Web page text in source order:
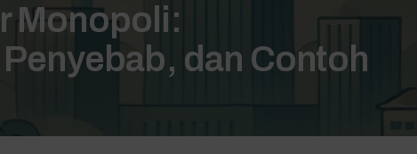
Monopoli:
dan Contoh